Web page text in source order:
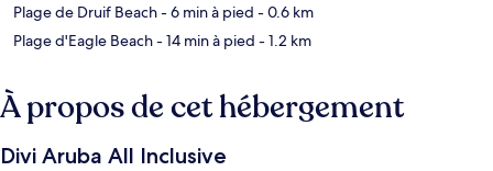
Plage de Druif Beach- 6 min à pied - 0.6 km
Plage d'Eagle Beach- 14 min à pied - 1.2 km
À propos de cet hébergement
Divi Aruba All Inclusive